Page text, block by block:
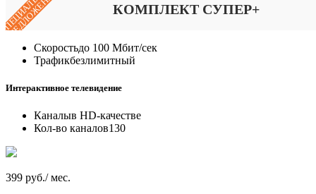
ПРЕДЛОЖЕНИЕ КОМПЛЕКТ СУПЕР+
Скоростьдо 100 Мбит/сек
Трафикбезлимитный
Интерактивное телевидение
Каналыв HD-качестве
Кол-во каналов130
399 руб./ мес.